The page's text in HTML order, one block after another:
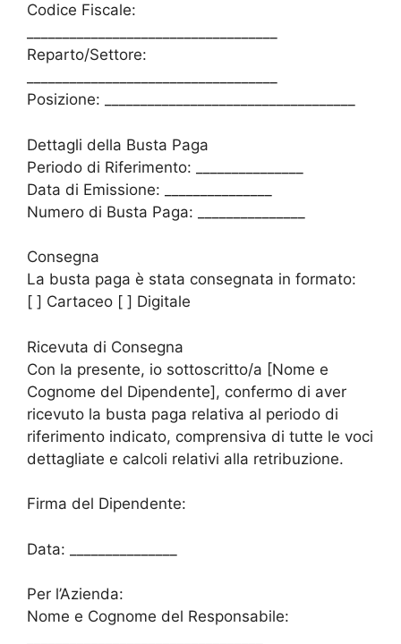
Codice Fiscale:
Reparto/Settore:
Posizione: ___________________________________
Dettagli della Busta Paga
Periodo di Riferimento: _______________
Data di Emissione: _______________
Numero di Busta Paga: _______________
Consegna
La busta paga è stata consegnata in formato:
[ ] Cartaceo [ ] Digitale
Ricevuta di Consegna
Con la presente, io sottoscritto/a [Nome e
Cognome del Dipendente], confermo di aver
ricevuto la busta paga relativa al periodo di
riferimento indicato, comprensiva di tutte le voci
dettagliate e calcoli relativi alla retribuzione.
Firma del Dipendente:
Data: _______________
Per l’Azienda:
Nome e Cognome del Responsabile: